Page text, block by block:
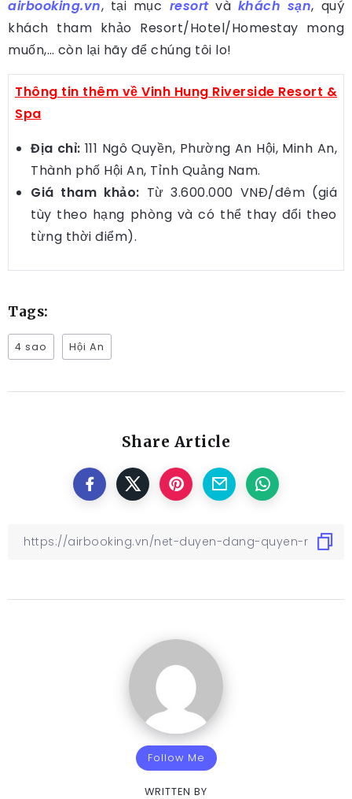
airbooking.vn, tại mục resortvà khách sạn, quý
khách tham khảo Resort/Hotel/Homestay mong
muốn,… còn lại hãy để chúng tôi lo!
Thông tin thêm về Vinh Hung Riverside Resort &
Spa
Địa chỉ: 111 Ngô Quyền, Phường An Hội, Minh An,
Thành phố Hội An, Tỉnh Quảng Nam.
Giá tham khảo: Từ 3.600.000 VNĐ/đêm (giá
tùy theo hạng phòng và có thể thay đổi theo
từng thời điểm).
Tags:
4 sao Hội An
Share Article
Follow Me
WRITTEN BY